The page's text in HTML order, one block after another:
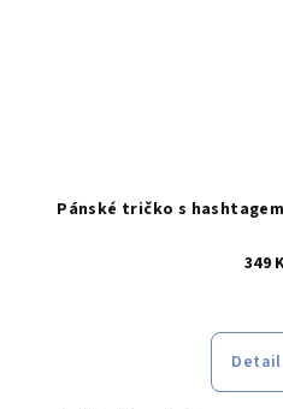
Pánské tričko s
349
Detail